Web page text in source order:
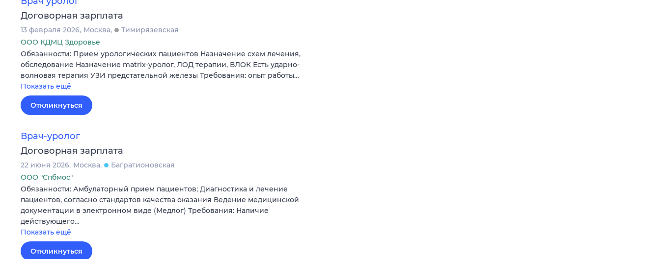
Договорная зарплата
13 февраля 2026 Москва
Тимирязевская
ООО КДМЦ Здоровье
Обязанности: Прием урологических пациентов Назначение схем лечения,
обследование Назначение matrix-уролог, ЛОД терапии, ВЛОК Есть ударно-
волновая терапия УЗИ предстательной железы Требования: опыт работы…
Показать ещё
Откликнуться
Врач-уролог
Договорная зарплата
22 июня 2026 Москва
Багратионовская
ООО "Спбмос"
Обязанности: Амбулаторный прием пациентов; Диагностика и лечение
пациентов, согласно стандартов качества оказания Ведение медицинской
документации в электронном виде (Медлог) Требования: Наличие
действующего…
Показать ещё
Откликнуться